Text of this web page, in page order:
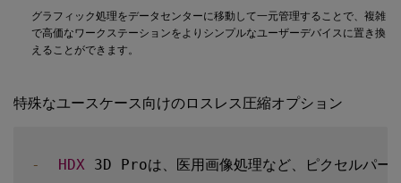
グラフィック処理をデータセンターに移動して一元管理することで、複雑
で高価なワークステーションをよりシンプルなユーザーデバイスに置き換
えることができます。
特殊なユースケース向けのロスレス圧縮オプション
- HDX 3D Proは、医用画像処理など、ピクセルパー